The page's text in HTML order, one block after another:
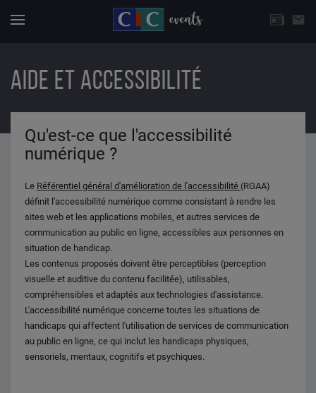
email
CHOISISSEZ UNE THÉMATIQUE
AIDE ET ACCESSIBILITÉ
Qu'est-ce que l'accessibilité
numérique ?
Le Référentiel général d'amélioration de l'accessibilité (RGAA)
définit l'accessibilité numérique comme consistant à rendre les
sites web et les applications mobiles, et autres services de
communication au public en ligne, accessibles aux personnes en
situation de handicap.
Les contenus proposés doivent être perceptibles (perception
visuelle et auditive du contenu facilitée), utilisables,
compréhensibles et adaptés aux technologies d'assistance.
L'accessibilité numérique concerne toutes les situations de
handicaps qui affectent l'utilisation de services de communication
au public en ligne, ce qui inclut les handicaps physiques,
sensoriels, mentaux, cognitifs et psychiques.